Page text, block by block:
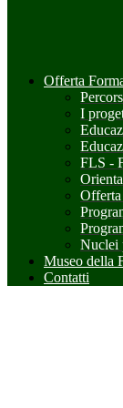
Offerta
I
FLS -
Nuclei
Museo della
Contatti